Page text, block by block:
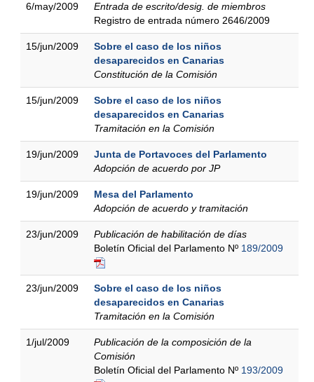
6/may/2009
Entrada de escrito/desig. de miembros
Registro de entrada número 2646/2009
15/jun/2009
Sobre el caso de los niños
desaparecidos en Canarias
Constitución de la Comisión
15/jun/2009
Sobre el caso de los niños
desaparecidos en Canarias
Tramitación en la Comisión
19/jun/2009
Junta de Portavoces del Parlamento
Adopción de acuerdo por JP
19/jun/2009
Mesa del Parlamento
Adopción de acuerdo y tramitación
23/jun/2009
Publicación de habilitación de días
Boletín Oficial del Parlamento Nº 189/2009
23/jun/2009
Sobre el caso de los niños
desaparecidos en Canarias
Tramitación en la Comisión
1/jul/2009
Publicación de la composición de la
Comisión
Boletín Oficial del Parlamento Nº 193/2009